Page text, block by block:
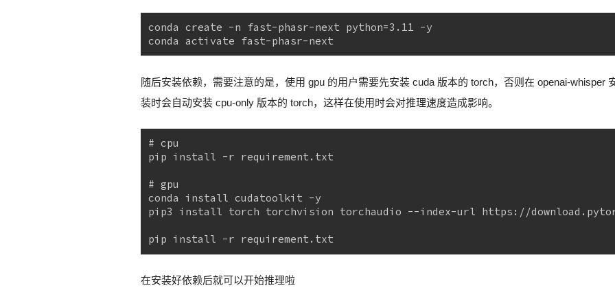
conda create -n fast-phasr-next python=3.11 -y
conda activate fast-phasr-next
随后安装依赖，需要注意的是，使用 gpu 的用户需要先安装 cuda 版本的 torch，否则在 openai-whisper
装时会自动安装 cpu-only 版本的 torch，这样在使用时会对推理速度造成影响。
# cpu
pip install -r requirement.txt
# gpu
conda install cudatoolkit -y
pip3 install torch torchvision torchaudio --index-url https://
pip install -r requirement.txt
在安装好依赖后就可以开始推理啦